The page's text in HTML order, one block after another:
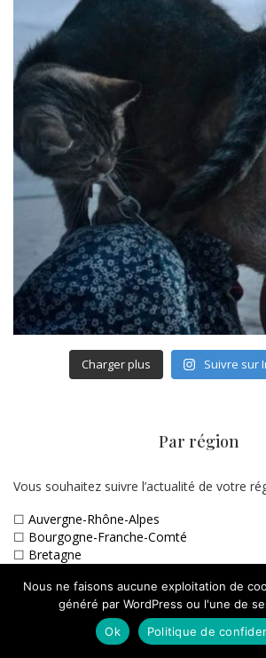
Charger plus Suivre sur
Par région
Vous souhaitez suivre l’actualité de votre
☐ Auvergne-Rhône-Alpes
☐ Bourgogne-Franche-Comté
☐ Bretagne
☐Corse
Grand Est
Hauts-de-France
Ile-de-France
Nous ne faisons aucune exploitation de
généré par WordPress ou l'une de
Ok
Politique de